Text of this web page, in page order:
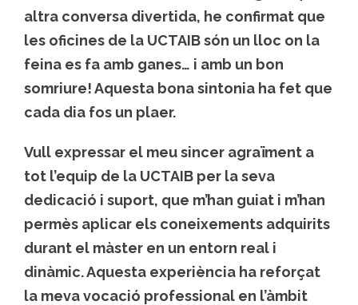
altra conversa divertida, he confirmat que
les oficines de la UCTAIB són un lloc on la
feina es fa amb ganes… i amb un bon
somriure! Aquesta bona sintonia ha fet que
cada dia fos un plaer.
Vull expressar el meu sincer agraïment a
tot l’equip de la UCTAIB per la seva
dedicació i suport, que m’han guiat i m’han
permès aplicar els coneixements adquirits
durant el màster en un entorn real i
dinàmic. Aquesta experiència ha reforçat
la meva vocació professional en l’àmbit